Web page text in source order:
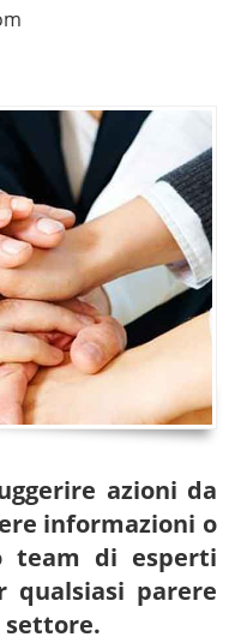
azioni da
informazioni o
team di esperti
qualsiasi parere
settore.